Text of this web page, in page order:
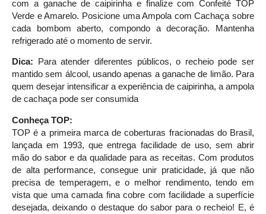
com a ganache de caipirinha e finalize com Confeité TOP
Verde e Amarelo. Posicione uma Ampola com Cachaça sobre
cada bombom aberto, compondo a decoração. Mantenha
refrigerado até o momento de servir.
Dica:
Para atender diferentes públicos, o recheio pode ser
mantido sem álcool, usando apenas a ganache de limão. Para
quem desejar intensificar a experiência de caipirinha, a ampola
de cachaça pode ser consumida
Conheça TOP:
TOP é a primeira marca de coberturas fracionadas do Brasil,
lançada em 1993, que entrega facilidade de uso, sem abrir
mão do sabor e da qualidade para as receitas. Com produtos
de alta performance, consegue unir praticidade, já que não
precisa de temperagem, e o melhor rendimento, tendo em
vista que uma camada fina cobre com facilidade a superfície
desejada, deixando o destaque do sabor para o recheio! E, é